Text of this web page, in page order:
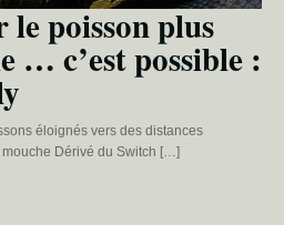
poisson plus
… c’est possible :
éloignés vers des distances
Dérivé du Switch […]